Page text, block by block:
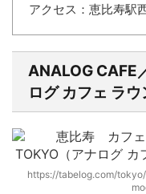
アクセス：恵比寿駅
ANALOG CAFE
ログ カフェ ラウ
https://tabelog.com/